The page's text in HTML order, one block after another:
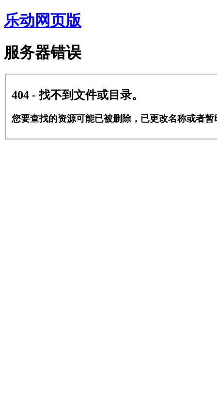
乐动网页版
服务器错误
404 - 找不到文件或目录。
您要查找的资源可能已被删除，已更改名称或者暂